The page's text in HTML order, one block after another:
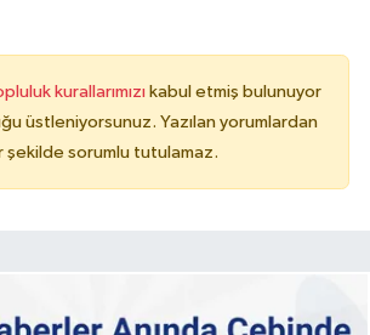
kurallarımızı kabul etmiş bulunuyor
üstleniyorsunuz. Yazılan yorumlardan
şekilde sorumlu tutulamaz.